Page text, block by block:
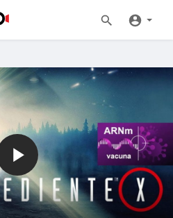
720p
480p
360p
240p